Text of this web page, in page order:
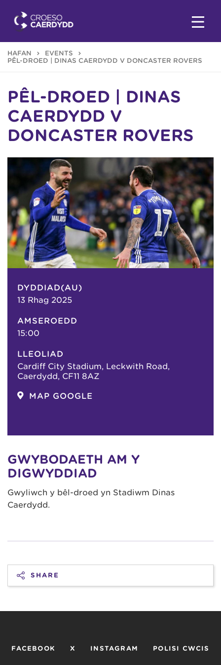
HAFAN
EVENTS
PÊL-DROED | DINAS CAERDYDD V DONCASTER ROVERS
PÊL-DROED | DINAS
CAERDYDD V
DONCASTER ROVERS
DYDDIAD(AU)
13 Rhag 2025
AMSEROEDD
15:00
LLEOLIAD
Cardiff City Stadium, Leckwith Road,
Caerdydd, CF11 8AZ
MAP GOOGLE
GWYBODAETH AM Y
DIGWYDDIAD
Gwyliwch y bêl-droed yn Stadiwm Dinas
Caerdydd.
SHARE
FACEBOOK X INSTAGRAM POLISI CWCIS